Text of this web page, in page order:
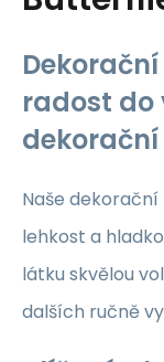
radost do
Naše
lehkost a
látku skvělou
dalších ručně